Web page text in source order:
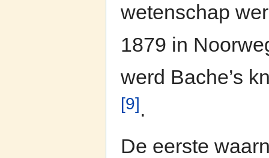
wetenschap
1879 in
werd Bache’s
[9].
De eerste